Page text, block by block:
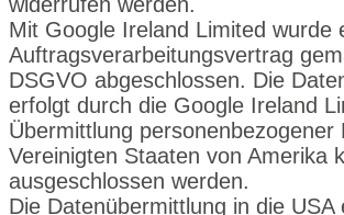
Mit Google Ireland Limited wurde
Auftragsverarbeitungsvertrag
DSGVO abgeschlossen. Die
erfolgt durch die Google Ireland
Übermittlung personenbezogener
Vereinigten Staaten von Amerika
ausgeschlossen werden.
Die Datenübermittlung in die USA